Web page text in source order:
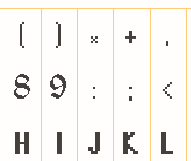
* + ,
8 9 : ; <
H J K L